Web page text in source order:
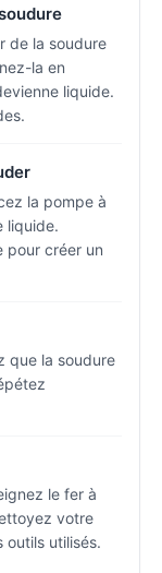
de la soudure
la en
liquide.
la pompe à
liquide.
pour créer un
que la soudure
le fer à
votre
utilisés.